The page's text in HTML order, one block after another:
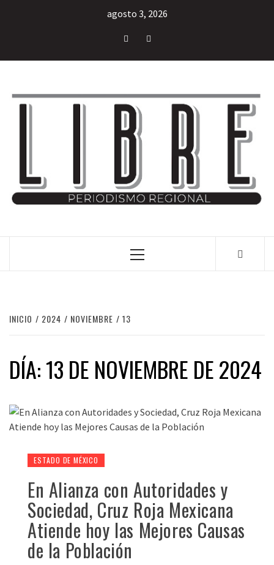
agosto 3, 2026
INICIO 2024 NOVIEMBRE 13
DÍA:13 DE NOVIEMBRE DE 2024
ESTADO DE MÉXICO
En Alianza con Autoridades y
Sociedad, Cruz Roja Mexicana
Atiende hoy las Mejores Causas
de la Población